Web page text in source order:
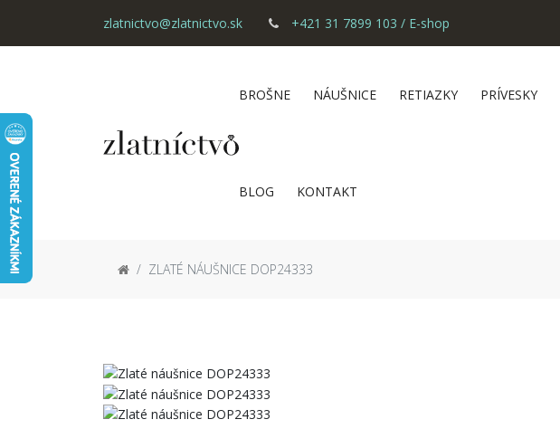
zlatnictvo@zlatnictvo.sk +421 31 7899 103 / E-shop
BROŠNE NÁUŠNICE RETIAZKY PRÍVESKY
BLOG KONTAKT
ZLATÉ NÁUŠNICE DOP24333